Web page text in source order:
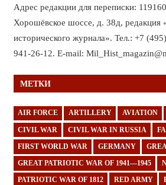
Адрес редакции для переписки:
Хорошёвское шоссе, д. 38д, редакция
исторического журнала». Тел.: +7
941-26-12. E-mail:
МЕТКИ
AIR FORCE ARTILLERY AVIATION
CIVIL WAR CIVIL WAR IN RUSSIA
FIRST WORLD WAR GERMANY
GREAT PATRIOTIC WAR OF 1941—1945
PATRIOTIC WAR OF 1812 RED ARMY